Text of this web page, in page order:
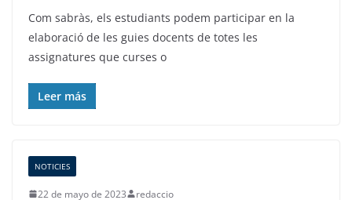
Com sabràs, els estudiants podem participar en la
elaboració de les guies docents de totes les
assignatures que curses o
Leer más
NOTICIES
22 de mayo de 2023 redaccio